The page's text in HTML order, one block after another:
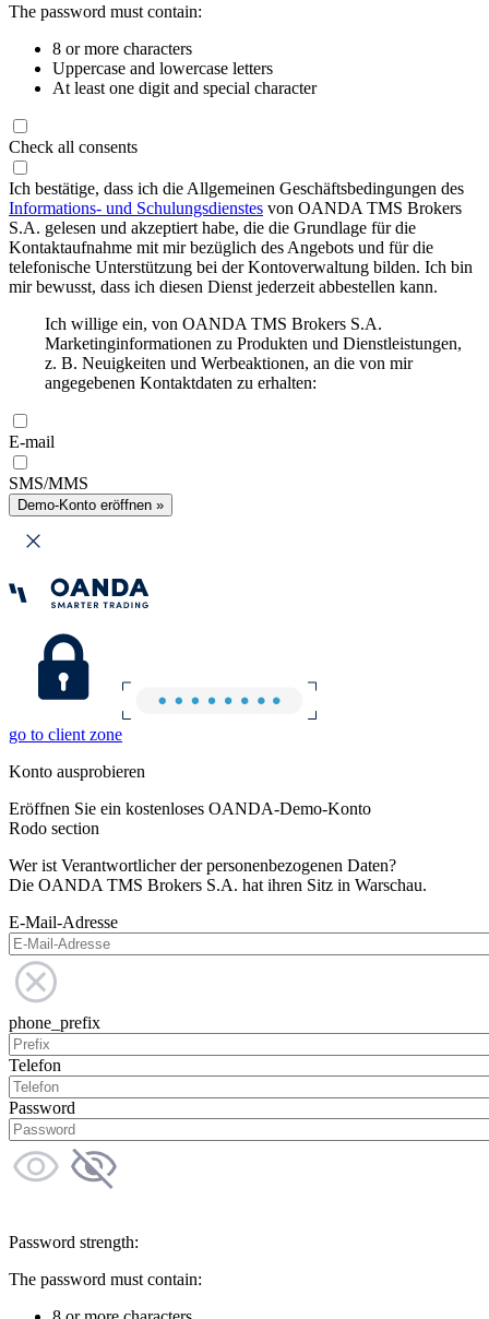
The password must contain:
8 or more characters
Uppercase and lowercase letters
At least one digit and special character
Check all consents
Ich bestätige, dass ich die Allgemeinen Geschäftsbedingungen des
Informations- und Schulungsdienstes von OANDA TMS Brokers
S.A. gelesen und akzeptiert habe, die die Grundlage für die
Kontaktaufnahme mit mir bezüglich des Angebots und für die
telefonische Unterstützung bei der Kontoverwaltung bilden. Ich bin
mir bewusst, dass ich diesen Dienst jederzeit abbestellen kann.
Ich willige ein, von OANDA TMS Brokers S.A.
Marketinginformationen zu Produkten und Dienstleistungen,
z. B. Neuigkeiten und Werbeaktionen, an die von mir
angegebenen Kontaktdaten zu erhalten:
E-mail
SMS/MMS
Demo-Konto eröffnen »
go to client zone
Konto ausprobieren
Eröffnen Sie ein kostenloses OANDA-Demo-Konto
Rodo section
Wer ist Verantwortlicher der personenbezogenen Daten?
Die OANDA TMS Brokers S.A. hat ihren Sitz in Warschau.
E-Mail-Adresse
phone_prefix
Telefon
Password
Password strength:
The password must contain: